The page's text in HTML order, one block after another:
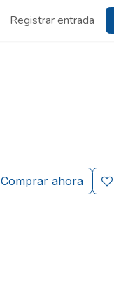
Registrar entrada
Comprar ahora